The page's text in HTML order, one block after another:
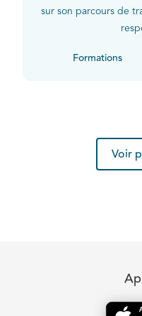
sur son parcours de
Formations
Voir